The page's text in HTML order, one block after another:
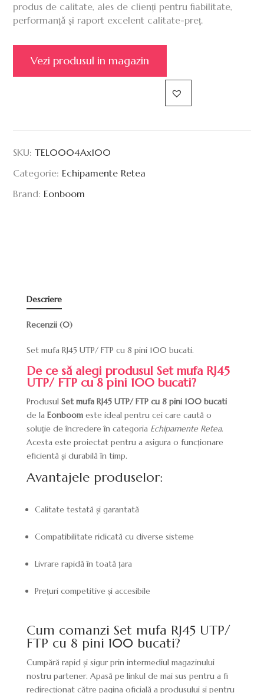
produs de calitate, ales de clienți pentru fiabilitate,
performanță și raport excelent calitate-preț.
Vezi produsul in magazin
SKU:TEL0004Ax100
Categorie: Echipamente Retea
Brand: Eonboom
Descriere
Recenzii (0)
Set mufa RJ45 UTP/ FTP cu 8 pini 100 bucati.
De ce să alegi produsul Set mufa RJ45
UTP/ FTP cu 8 pini 100 bucati?
Produsul Set mufa RJ45 UTP/ FTP cu 8 pini 100 bucati
de la Eonboomeste ideal pentru cei care caută o
soluție de încredere în categoria Echipamente Retea.
Acesta este proiectat pentru a asigura o funcționare
eficientă și durabilă în timp.
Avantajele produselor:
Calitate testată și garantată
Compatibilitate ridicată cu diverse sisteme
Livrare rapidă în toată țara
Prețuri competitive și accesibile
Cum comanzi Set mufa RJ45 UTP/
FTP cu 8 pini 100 bucati?
Cumpără rapid și sigur prin intermediul magazinului
nostru partener. Apasă pe linkul de mai sus pentru a fi
redirecționat către pagina oficială a produsului și pentru